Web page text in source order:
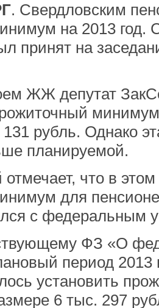
. Свердловским
на 2013 год.
принят на
ЖЖ депутат
минимум
131 рубль. Однако
планируемой.
что в
для
с федеральным
ФЗ «О
период 2013
установить
6 тыс. 297